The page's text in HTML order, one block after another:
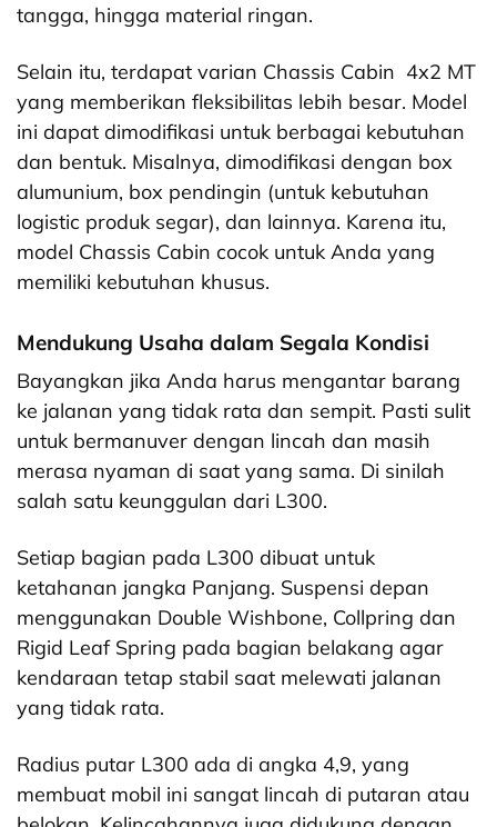
tangga, hingga material ringan.
Selain itu, terdapat varian Chassis Cabin 4x2 MT
yang memberikan fleksibilitas lebih besar. Model
ini dapat dimodifikasi untuk berbagai kebutuhan
dan bentuk. Misalnya, dimodifikasi dengan box
alumunium, box pendingin (untuk kebutuhan
logistic produk segar), dan lainnya. Karena itu,
model Chassis Cabin cocok untuk Anda yang
memiliki kebutuhan khusus.
Mendukung Usaha dalam Segala Kondisi
Bayangkan jika Anda harus mengantar barang
ke jalanan yang tidak rata dan sempit. Pasti sulit
untuk bermanuver dengan lincah dan masih
merasa nyaman di saat yang sama. Di sinilah
salah satu keunggulan dari L300.
Setiap bagian pada L300 dibuat untuk
ketahanan jangka Panjang. Suspensi depan
menggunakan Double Wishbone, Collpring dan
Rigid Leaf Spring pada bagian belakang agar
kendaraan tetap stabil saat melewati jalanan
yang tidak rata.
Radius putar L300 ada di angka 4,9, yang
membuat mobil ini sangat lincah di putaran atau